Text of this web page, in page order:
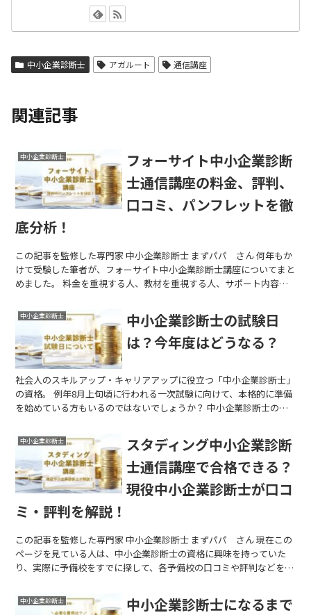
中小企業診断士 アガルート 通信講座
関連記事
中小企業診断士
フォーサイト中小企業診断
士通信講座の料金、評判、
口コミ、パンフレットを徹
底分析！
この記事を監修した専門家 中小企業診断士 まずパパ さん 何年もか
けて受験した筆者が、フォーサイト中小企業診断士講座についてまと
めました。 料金を重視する人、教材を重視する人、サポート内容を
中小企業診断士
中小企業診断士の試験日
は？今年度はどうなる？
社会人のスキルアップ・キャリアアップに役立つ「中小企業診断士」
の資格。 例年8月上旬頃に行われる一次試験に向けて、本格的に準備
を始めている方もいるのではないでしょうか？ 中小企業診断士の試
中小企業診断士
スタディング中小企業診断
士通信講座で合格できる？
現役中小企業診断士が口コ
ミ・評判を解説！
この記事を監修した専門家 中小企業診断士 まずパパ さん 現在この
ページを見ている人は、中小企業診断士の資格に興味を持っていた
り、実際に予備校をすでに探して、各予備校の口コミや評判などを調
中小企業診断士
中小企業診断士になるまで